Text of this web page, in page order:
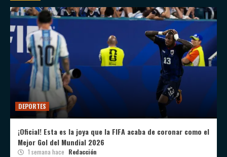
DEPORTES
¡Oficial! Esta es la joya que la FIFA acaba de coronar como el
Mejor Gol del Mundial 2026
1 semana hace Redacción